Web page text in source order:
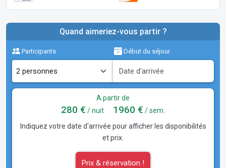
Quand aimeriez-vous partir ?
Participants Début du séjour
A partir de
280 € / nuit 1960 € / sem.
Indiquez votre date d'arrivée pour afficher les disponibilités
et prix.
Prix & réservation !